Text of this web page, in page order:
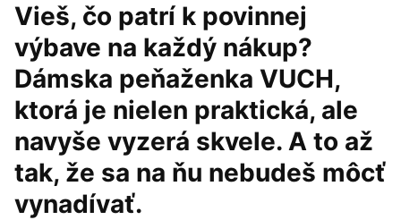
Vieš, čo patrí k povinnej
výbave na každý nákup?
Dámska peňaženka VUCH,
ktorá je nielen praktická, ale
navyše vyzerá skvele. A to až
tak, že sa na ňu nebudeš môcť
vynadívať.